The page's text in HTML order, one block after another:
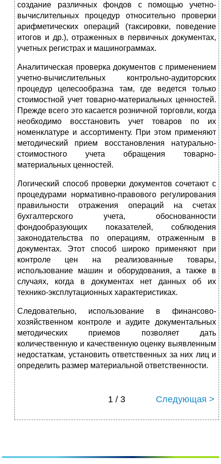
создание различных фондов с помощью учетно-
вычислительных процедур относительно проверки
арифметических операций (таксировки, поведение
итогов и др.), отраженных в первичных документах,
учетных регистрах и машинограммах.
Аналитическая проверка документов с применением
учетно-вычислительных контрольно-аудиторских
процедур целесообразна там, где ведется только
стоимостной учет товарно-материальных ценностей.
Прежде всего это касается розничной торговли, когда
необходимо восстановить учет товаров по их
номенклатуре и ассортименту. При этом применяют
методический прием восстановления натурально-
стоимостного учета обращения товарно-
материальных ценностей.
Логический способ проверки документов сочетают с
процедурами нормативно-правового регулирования
правильности отражения операций на счетах
бухгалтерского учета, обоснованности
фондообразующих показателей, соблюдения
законодательства по операциям, отраженным в
документах. Этот способ широко применяют при
контроле цен на реализованные товары,
использование машин и оборудования, а также в
случаях, когда в документах нет данных об их
технико-эксплутационных характеристиках.
Следовательно, использование в финансово-
хозяйственном контроле и аудите документальных
методических приемов позволяет дать
количественную и качественную оценку выявленным
недостаткам, установить ответственных за них лиц и
определить размер материальной ответственности.
1 / 3 Следующая >